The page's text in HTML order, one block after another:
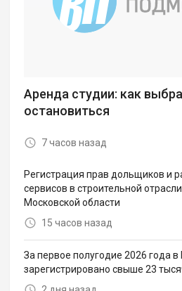
Аренда студии: как
остановиться
7 часов назад
Регистрация прав дольщиков и
сервисов в строительной
Московской области
15 часов назад
За первое полугодие 2026 года
зарегистрировано свыше 23